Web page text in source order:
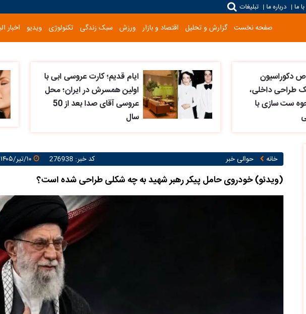
ما | درباره ما | تبلیغات
صفحه نخست گزارش و تحلیل اقتصاد و بازار ورزش سبک زندگی تکنولوژی ویدیو اخبار
دکوراسیون
طراحی داخلی،
ست سازی با
ایام قدیم؛ کارت عروسی ابی با
اولین همسرش در ایران؛ محل
عروسی آقای صدا بعد از 50
سال
خانه حوالی خبر کد خبر: 276938
(ویدئو) خودروی حامل پیکر رهبر شهید به چه شکلی طراحی شده است؟